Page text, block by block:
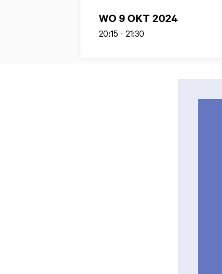
WO 9 OKT 2024
20:15 - 21:30